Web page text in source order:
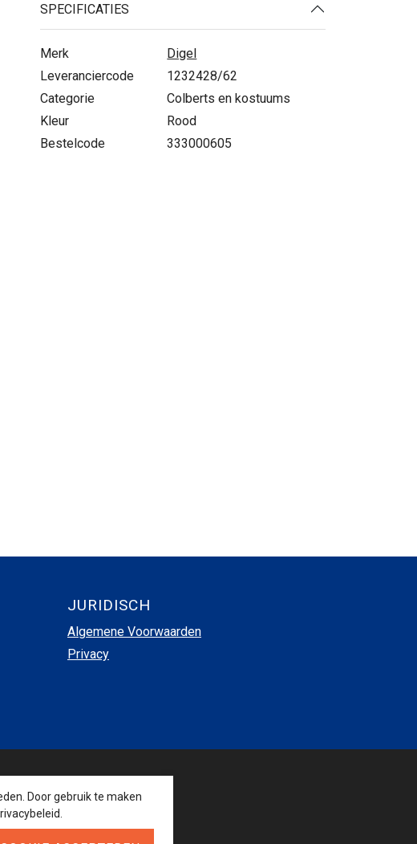
SPECIFICATIES
Merk
Digel
Leveranciercode
1232428/62
Categorie
Colberts en kostuums
Kleur
Rood
Bestelcode
333000605
JURIDISCH
Algemene Voorwaarden
Privacy
VOLG ONS
Door gebruik te maken